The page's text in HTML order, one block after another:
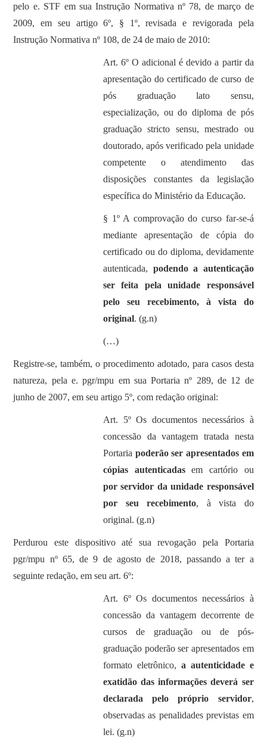
pelo e. STF em sua Instrução Normativa nº 78, de março de
2009, em seu artigo 6º, § 1º, revisada e revigorada pela
Instrução Normativa nº 108, de 24 de maio de 2010:
Art. 6º O adicional é devido a partir da
apresentação do certificado de curso de
pós graduação lato sensu,
especialização, ou do diploma de pós
graduação stricto sensu, mestrado ou
doutorado, após verificado pela unidade
competente o atendimento das
disposições constantes da legislação
específica do Ministério da Educação.
§ 1º A comprovação do curso far-se-á
mediante apresentação de cópia do
certificado ou do diploma, devidamente
autenticada, podendo a autenticação
ser feita pela unidade responsável
pelo seu recebimento, à vista do
original. (g.n)
(…)
Registre-se, também, o procedimento adotado, para casos desta
natureza, pela e. pgr/mpu em sua Portaria nº 289, de 12 de
junho de 2007, em seu artigo 5º, com redação original:
Art. 5º Os documentos necessários à
concessão da vantagem tratada nesta
Portaria poderão ser apresentados em
cópias autenticadasem cartório ou
por servidor da unidade responsável
por seu recebimento, à vista do
original. (g.n)
Perdurou este dispositivo até sua revogação pela Portaria
pgr/mpu nº 65, de 9 de agosto de 2018, passando a ter a
seguinte redação, em seu art. 6º:
Art. 6º Os documentos necessários à
concessão da vantagem decorrente de
cursos de graduação ou de pós-
graduação poderão ser apresentados em
formato eletrônico, a autenticidade e
exatidão das informações deverá ser
declarada pelo próprio servidor,
observadas as penalidades previstas em
lei. (g.n)